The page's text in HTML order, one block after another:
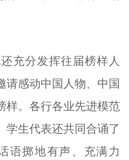
充分发挥往届榜样人
请感动中国人物、中国
样。各行各业先进模范
学生代表还共同合诵了
语掷地有声、充满力